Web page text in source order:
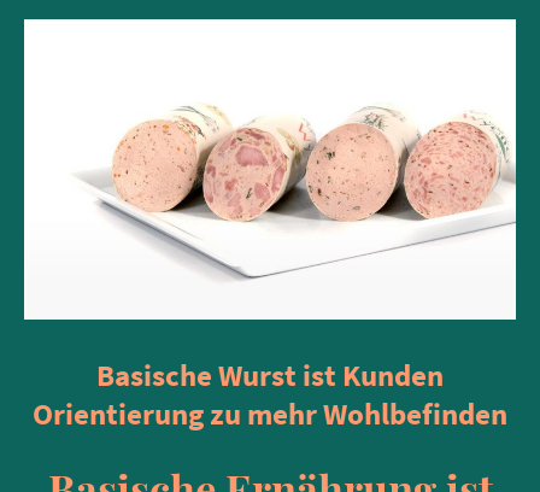
Basische Wurst ist Kunden
Orientierung zu mehr Wohlbefinden